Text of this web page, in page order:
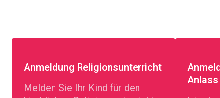
Anmeldung Religionsunterricht
Melden Sie Ihr Kind für den
Anlass